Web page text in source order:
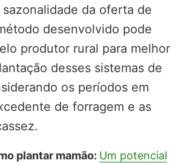
sazonalidade da oferta de
desenvolvido pode
produtor rural para melhor
desses sistemas de
os períodos em
de forragem e as
plantar mamão: Um potencial